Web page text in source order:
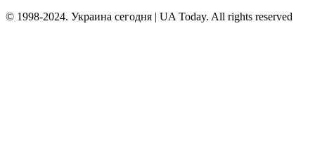
© 1998-2024. Украина сегодня | UA Today. All rights reserved